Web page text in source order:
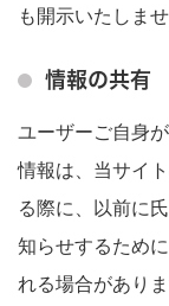
も開示いたしませ
情報の共有
ユーザーご自身
情報は、当サイ
る際に、以前に
知らせするため
れる場合があり